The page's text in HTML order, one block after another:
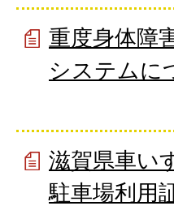
重度身体障
システムに
滋賀県車い
駐車場利用